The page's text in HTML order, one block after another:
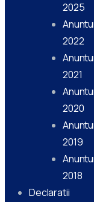
2025
Anunturi
2022
Anunturi
2021
Anunturi
2020
Anunturi
2019
Anunturi
2018
Declaratii